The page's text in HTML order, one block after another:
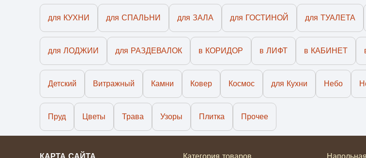
для КУХНИ для СПАЛЬНИ для ЗАЛА для ГОСТИНОЙ для ТУАЛЕТА
для ЛОДЖИИ для РАЗДЕВАЛОК в КОРИДОР в ЛИФТ в КАБИНЕТ
Детский Витражный Камни Ковер Космос для Кухни Небо
Пруд Цветы Трава Узоры Плитка Прочее